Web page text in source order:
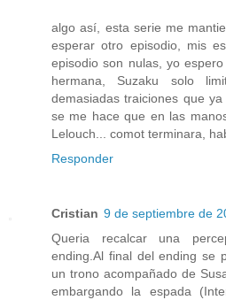
algo así, esta serie me
esperar otro episodio, mis
episodio son nulas, yo
hermana, Suzaku solo
demasiadas traiciones que
se me hace que en las
Lelouch... comot terminara,
Responder
Cristian 9 de septiembre de
Queria recalcar una
ending.Al final del ending se
un trono acompañado de
embargando la espada